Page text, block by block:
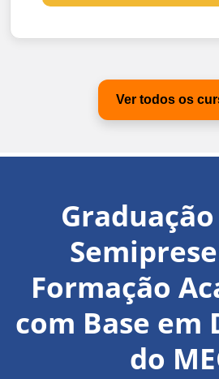
Ver todos os
Graduação
Formação
com Base em
do